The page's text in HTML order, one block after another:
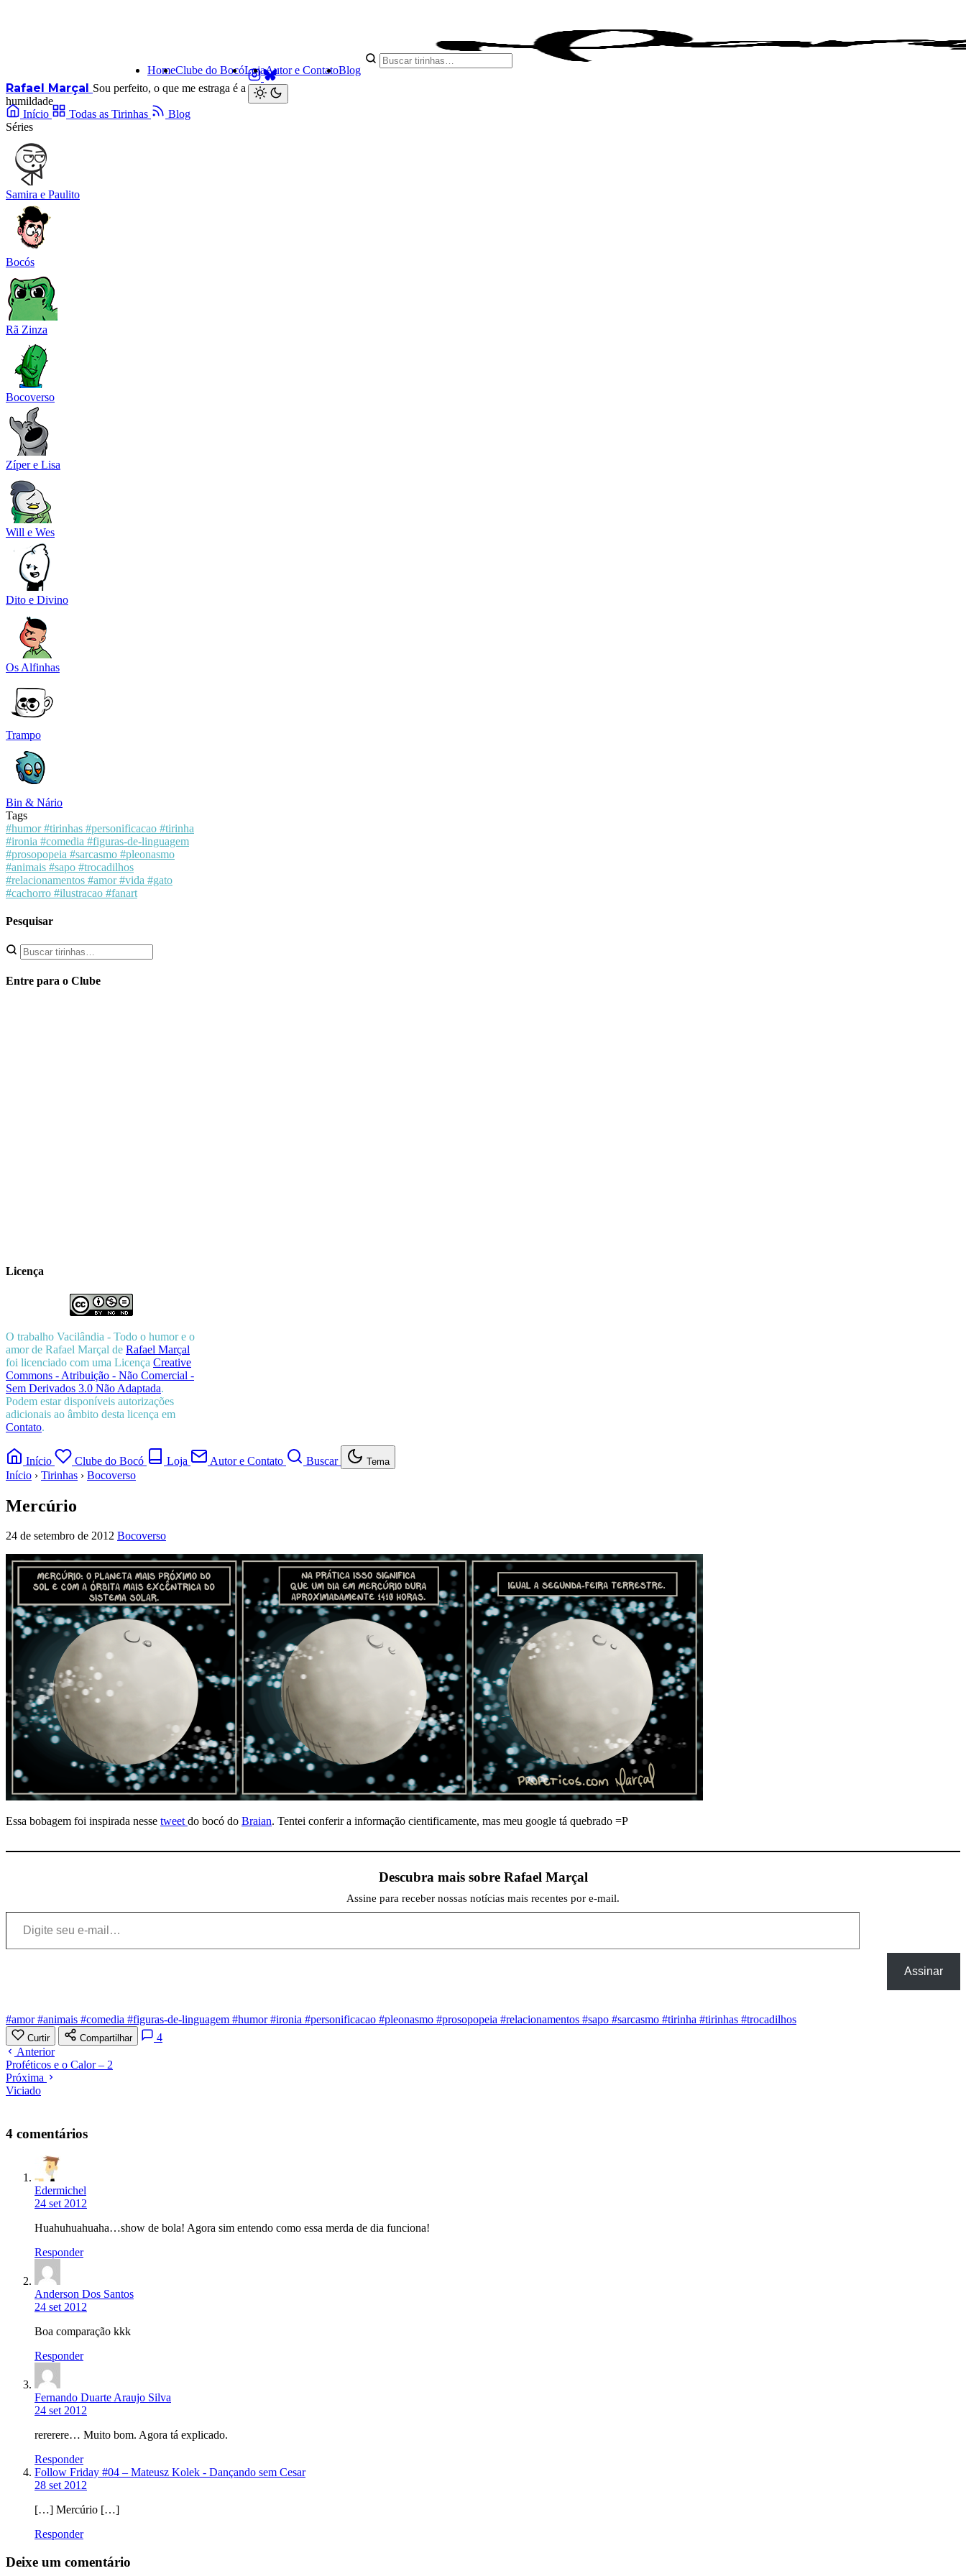
Rafael Marçal Sou perfeito, o que me estraga é a minha
humildade
HomeClube do BocóLojaAutor e ContatoBlog
Início Todas as Tirinhas
Blog
Séries
Samira e Paulito
Bocós
Rã Zinza
Bocoverso
Zíper e Lisa
Will e Wes
Dito e Divino
Os Alfinhas
Trampo
Bin & Nário
Tags
#humor#tirinhas #personificacao #tirinha
#ironia #comedia #figuras-de-linguagem
#prosopopeia #sarcasmo #pleonasmo
#animais #sapo #trocadilhos
#relacionamentos #amor#vida #gato
#cachorro #ilustracao #fanart
Pesquisar
Entre para o Clube
Licença
O trabalho Vacilândia - Todo o humor e o
amor de Rafael Marçal de Rafael Marçal
foi licenciado com uma Licença Creative
Commons - Atribuição - Não Comercial -
Sem Derivados 3.0 Não Adaptada.
Podem estar disponíveis autorizações
adicionais ao âmbito desta licença em
Contato.
Início Clube do Bocó Loja Autor e Contato Buscar Tema
Início › Tirinhas › Bocoverso
Mercúrio
24 de setembro de 2012 Bocoverso
Essa bobagem foi inspirada nesse tweetdo bocó do Braian. Tentei conferir a informação cientificamente, mas meu google tá quebrado =P
Descubra mais sobre Rafael Marçal
Assine para receber nossas notícias mais recentes por e-mail.
Digite seu e-mail…
Assinar
#amor#animais #comedia #figuras-de-linguagem #humor#ironia #personificacao #pleonasmo #prosopopeia #relacionamentos #sapo #sarcasmo #tirinha #tirinhas #trocadilhos
Curtir Compartilhar
4
Anterior
Proféticos e o Calor – 2
Próxima
Viciado
4 comentários
Edermichel
24 set 2012
Huahuhuahuaha…show de bola! Agora sim entendo como essa merda de dia funciona!
Responder
Anderson Dos Santos
24 set 2012
Boa comparação kkk
Responder
Fernando Duarte Araujo Silva
24 set 2012
rererere… Muito bom. Agora tá explicado.
Responder
Follow Friday #04 – Mateusz Kolek - Dançando sem Cesar
28 set 2012
[…] Mercúrio […]
Responder
Deixe um comentário